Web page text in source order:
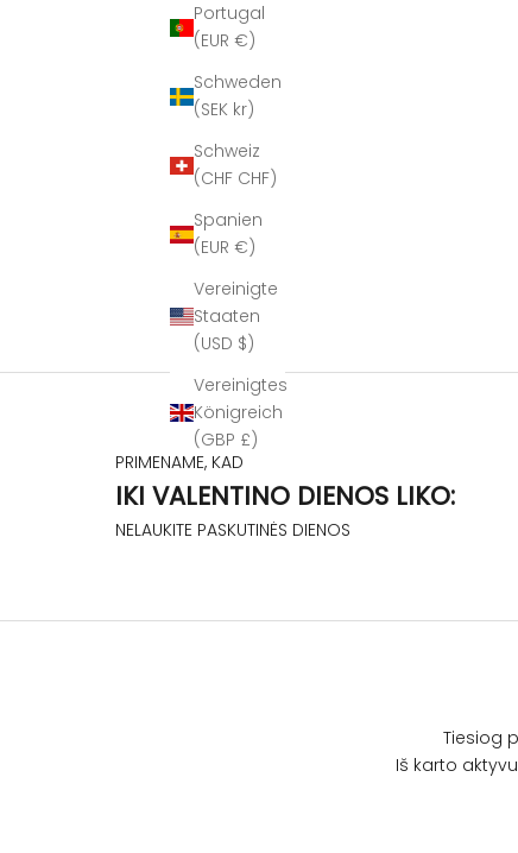
Portugal
(EUR €)
Schweden
(SEK kr)
Schweiz
(CHF CHF)
Spanien
(EUR €)
Vereinigte
Staaten
(USD $)
Vereinigtes
Königreich
(GBP £)
PRIMENAME, KAD
IKI VALENTINO DIENOS LIKO:
NELAUKITE PASKUTINĖS DIENOS
Tiesiog
Iš karto